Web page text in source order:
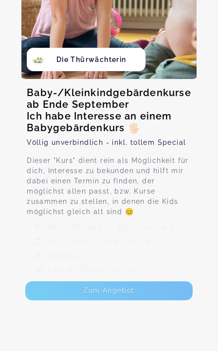
Die Thürwächterin
Baby-/Kleinkindgebärdenkurse
ab Ende September
Ich habe Interesse an einem
Babygebärdenkurs 🖐🏻
Völlig unverbindlich - inkl. tollem Special
Dieser "Kurs" dient rein als Möglichkeit für
dich, Interesse zu bekunden und hilft mir
dabei einen Termin zu finden, der
möglichst allen passt, bzw. Kurse
zusammen zu stellen, in denen die Kids
möglichst gleich alt sind 😊
Bahnhofstraße 13, 87477 Sulzberg
Termine nach Vereinbarung
Max. 30 TeilnehmerInnen
Zum Angebot